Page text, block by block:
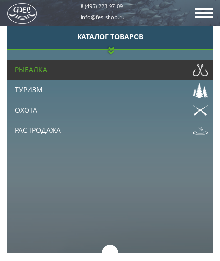
8 (495) 223-97-09
info@fes-shop.ru
КАТАЛОГ ТОВАРОВ
РЫБАЛКА
ТУРИЗМ
ОХОТА
РАСПРОДАЖА